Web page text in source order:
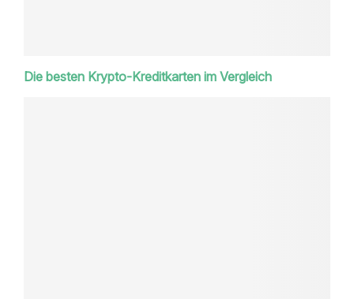
Die besten Krypto-Kreditkarten im Vergleich